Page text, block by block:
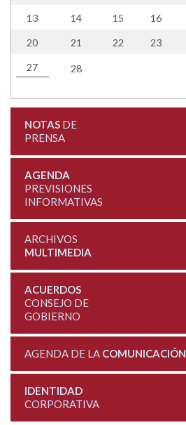
13 14 15 16
20 21 22 23
27 28
NOTASDE
PRENSA
AGENDA
PREVISIONES
INFORMATIVAS
ARCHIVOS
MULTIMEDIA
ACUERDOS
CONSEJO DE
GOBIERNO
AGENDA DE LA COMUNICACIÓN
IDENTIDAD
CORPORATIVA